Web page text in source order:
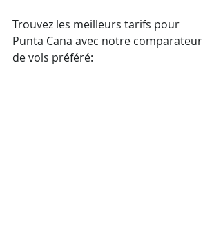
Trouvez les meilleurs tarifs pour
Punta Cana avec notre comparateur
de vols préféré: